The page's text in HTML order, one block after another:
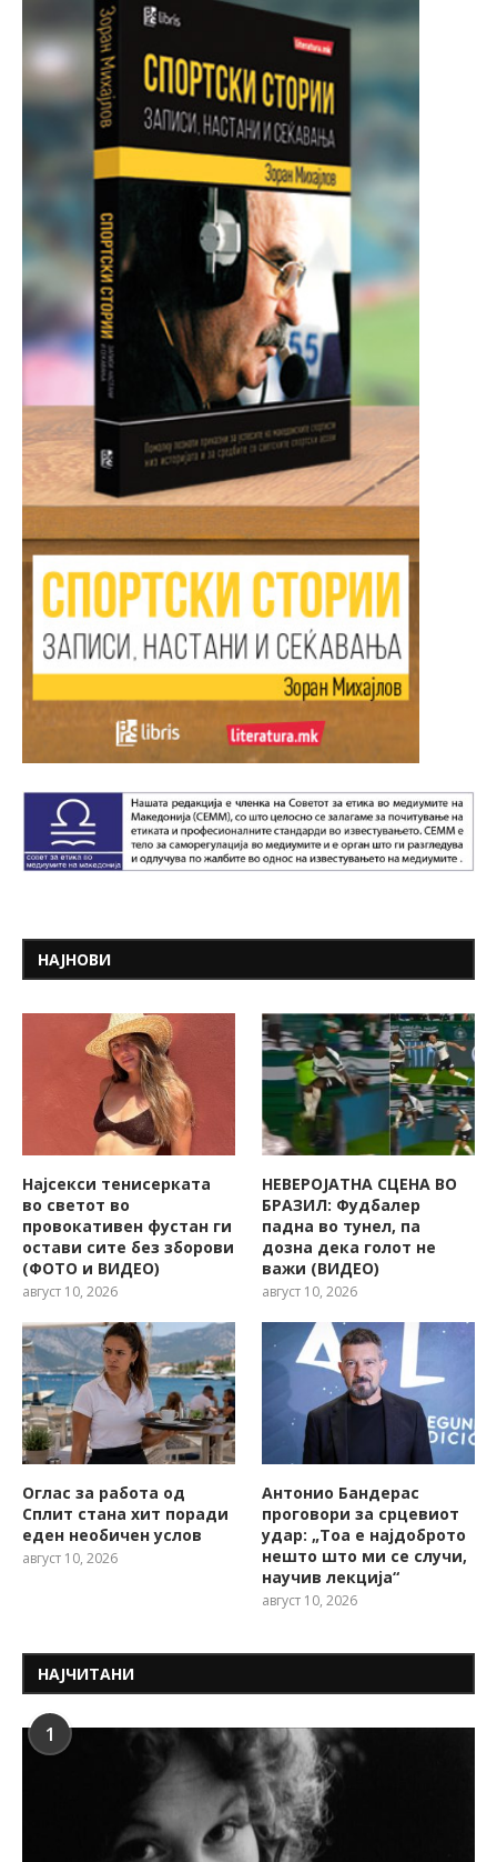
НАЈНОВИ
Најсекси тенисерката
во светот во
провокативен фустан ги
остави сите без зборови
(ФОТО и ВИДЕО)
август 10, 2026
НЕВЕРОЈАТНА СЦЕНА ВО
БРАЗИЛ: Фудбалер
падна во тунел, па
дозна дека голот не
важи (ВИДЕО)
август 10, 2026
Оглас за работа од
Сплит стана хит поради
еден необичен услов
август 10, 2026
Антонио Бандерас
проговори за срцевиот
удар: „Тоа е најдоброто
нешто што ми се случи,
научив лекција“
август 10, 2026
НАЈЧИТАНИ
1